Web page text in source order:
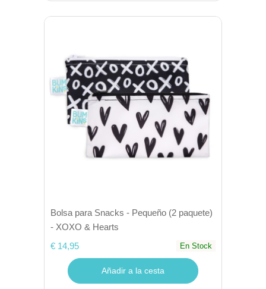
Bolsa para Snacks - Pequeño (2 paquete)
- XOXO & Hearts
€ 14,95
En Stock
Añadir a la cesta